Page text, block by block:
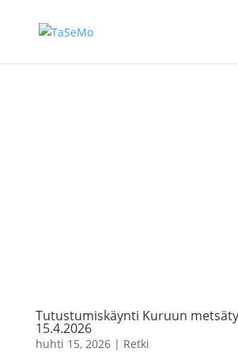
Tutustumiskäynti Kuruun
15.4.2026
huhti 15, 2026| Retki